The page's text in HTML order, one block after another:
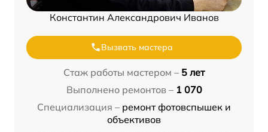
Константин Александрович Иванов
Вызвать мастера
Стаж работы мастером – 5 лет
Выполнено ремонтов – 1 070
Специализация – ремонт фотовспышек и
объективов